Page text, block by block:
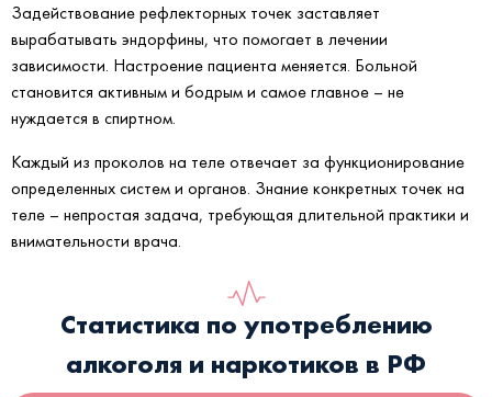
Задействование рефлекторных точек заставляет
вырабатывать эндорфины, что помогает в лечении
зависимости. Настроение пациента меняется. Больной
становится активным и бодрым и самое главное – не
нуждается в спиртном.
Каждый из проколов на теле отвечает за функционирование
определенных систем и органов. Знание конкретных точек на
теле – непростая задача, требующая длительной практики и
внимательности врача.
Статистика по употреблению
алкоголя и наркотиков в РФ